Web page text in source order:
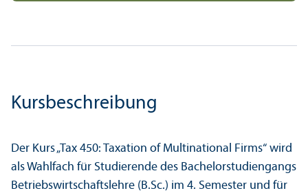
Kursbeschreibung
Der Kurs „Tax 450: Taxation of Multinational Firms“ wird
als Wahlfach für Studierende des Bachelor­studien­gangs
Betriebs­wirtschafts­lehre (B.Sc.) im 4. Semester und für